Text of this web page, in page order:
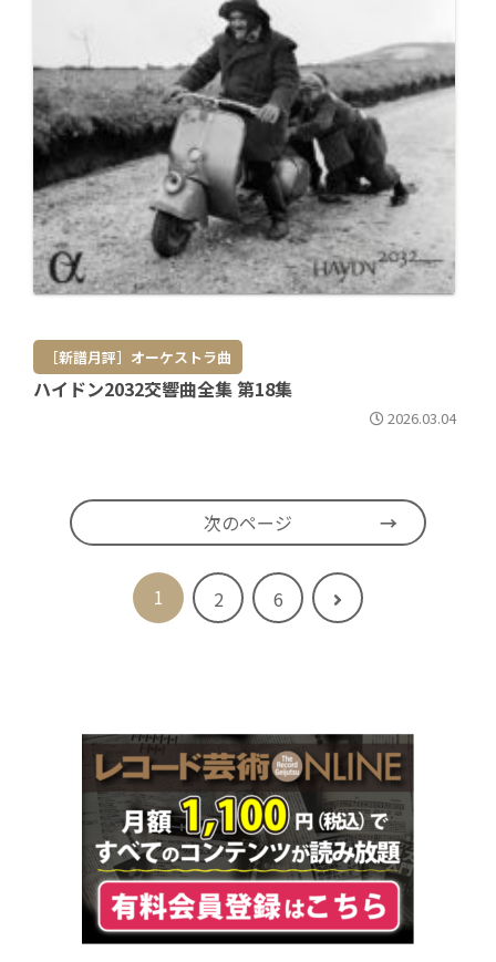
［新譜月評］オーケストラ曲
ハイドン2032交響曲全集 第18集
2026.03.04
次のページ
1 2 6
次